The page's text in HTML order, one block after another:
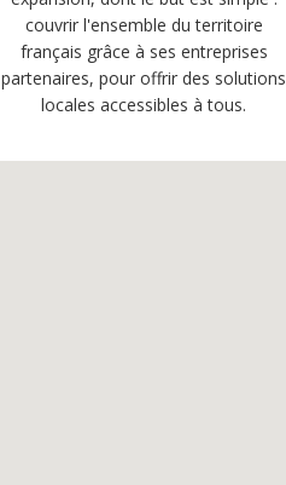
couvrir l'ensemble du territoire
français grâce à ses entreprises
partenaires, pour offrir des solutions
locales accessibles à tous.